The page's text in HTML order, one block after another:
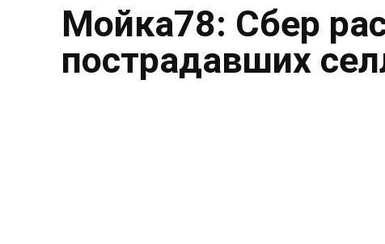
Мойка78: Сбер
пострадавших